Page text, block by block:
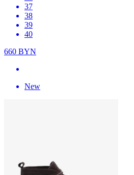
37
38
39
40
660 BYN
New